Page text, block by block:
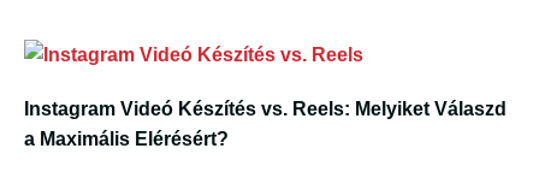
Instagram Videó Készítés vs. Reels: Melyiket Válaszd
a Maximális Elérésért?